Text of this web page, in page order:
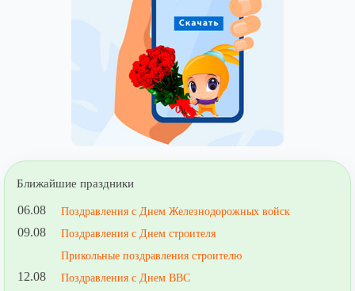
Ближайшие праздники
06.08 Поздравления с Днем Железнодорожных войск
09.08
Поздравления с Днем строителя
Прикольные поздравления строителю
12.08 Поздравления с Днем ВВС